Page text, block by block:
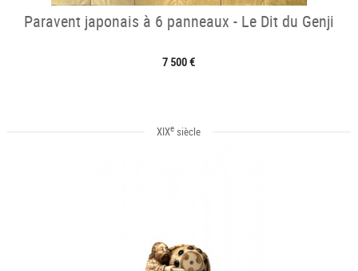
Paravent japonais à 6 panneaux - Le Dit du Genji
7 500 €
XIXe siècle